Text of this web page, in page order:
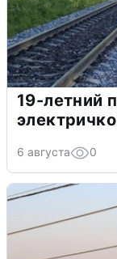
19-летний
6 августа 0